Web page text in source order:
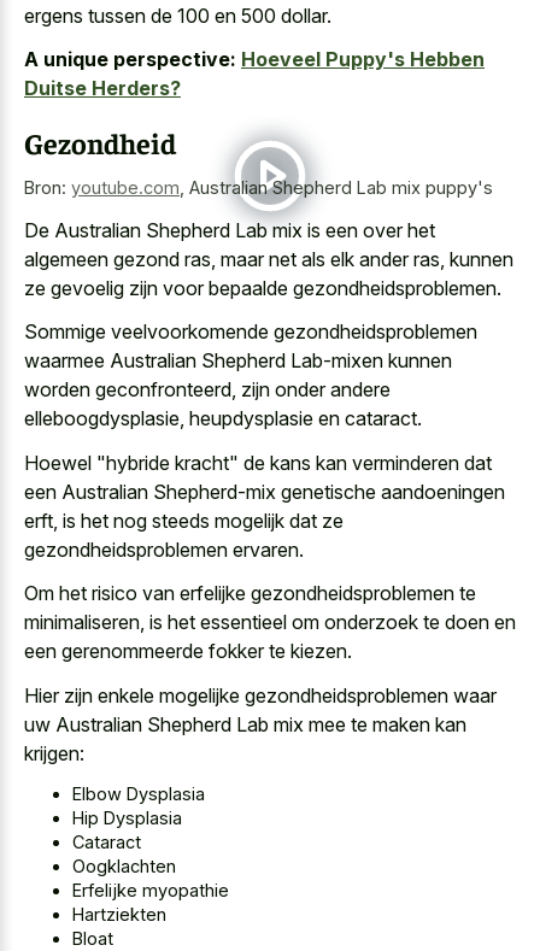
ergens tussen de 100 en 500 dollar.
A unique perspective: Hoeveel Puppy's Hebben
Duitse Herders?
Gezondheid
Bron: youtube.com, Australian Shepherd Lab mix puppy's
De Australian Shepherd Lab mix is een over het
algemeen gezond ras, maar net als elk ander ras, kunnen
ze gevoelig zijn voor bepaalde gezondheidsproblemen.
Sommige veelvoorkomende gezondheidsproblemen
waarmee Australian Shepherd Lab-mixen kunnen
worden geconfronteerd, zijn onder andere
elleboogdysplasie, heupdysplasie en cataract.
Hoewel "hybride kracht" de kans kan verminderen dat
een Australian Shepherd-mix genetische aandoeningen
erft, is het nog steeds mogelijk dat ze
gezondheidsproblemen ervaren.
Om het risico van erfelijke gezondheidsproblemen te
minimaliseren, is het essentieel om onderzoek te doen en
een gerenommeerde fokker te kiezen.
Hier zijn enkele mogelijke gezondheidsproblemen waar
uw Australian Shepherd Lab mix mee te maken kan
krijgen:
Elbow Dysplasia
Hip Dysplasia
Cataract
Oogklachten
Erfelijke myopathie
Hartziekten
Bloat